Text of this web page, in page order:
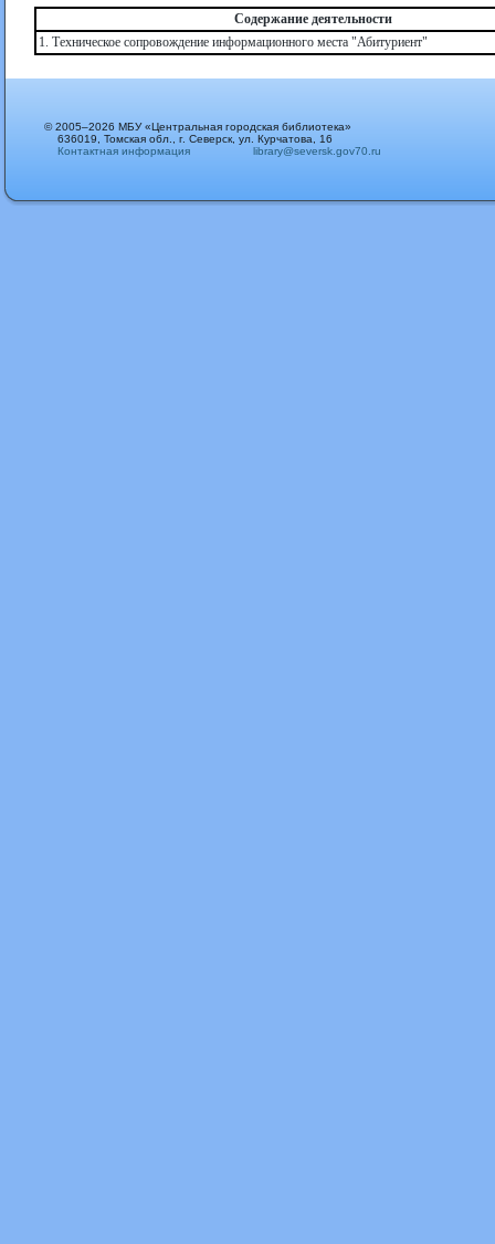
Содержание деятельности
1. Техническое сопровождение информационного места "Абитуриент"
© 2005–2026 МБУ «Центральная городская библиотека»
636019, Томская обл., г. Северск, ул. Курчатова, 16
Контактная информация
library@seversk.gov70.ru